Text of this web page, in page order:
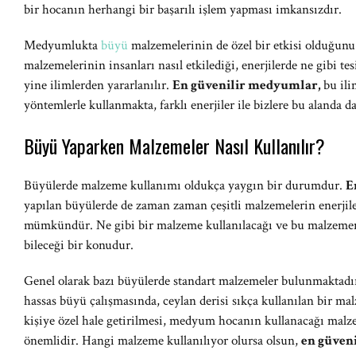
bir hocanın herhangi bir başarılı işlem yapması imkansızdır.
Medyumluktabüyü malzemelerinin de özel bir etkisi
malzemelerinin insanları nasıl etkilediği, enerjilerde ne gibi
yine ilimlerden yararlanılır. En güvenilir medyumlar,bu
yöntemlerle kullanmakta, farklı enerjiler ile bizlere bu alanda
Büyü Yaparken Malzemeler Nasıl Kullanılır?
Büyülerde malzeme kullanımı oldukça yaygın bir durumdur.
yapılan büyülerde de zaman zaman çeşitli malzemelerin
mümkündür. Ne gibi bir malzeme kullanılacağı ve bu
bileceği bir konudur.
Genel olarak bazı büyülerde standart malzemeler
hassas büyü çalışmasında, ceylan derisi sıkça kullanılan bir
kişiye özel hale getirilmesi, medyum hocanın kullanacağı
önemlidir. Hangi malzeme kullanılıyor olursa olsun,en